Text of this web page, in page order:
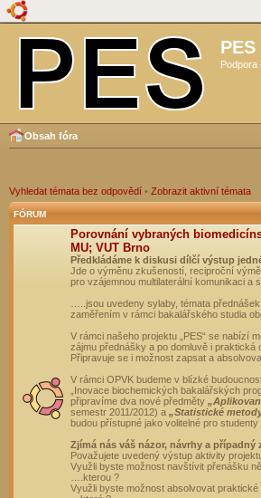
PES
Obsah fóra
Vyhledat témata bez odpovědí • Zobrazit aktivní témata
FÓRUM
Porovnání vybraných
MU; VUT Brno
Předkládáme k diskusi dílčí výstup
Jde o výměnu zkušeností, reciproční
pro vzájemnou multilaterální komunikaci a
…..jsou uvedeny sylaby, témata
zaměřením v rámci bakalářského studia
V rámci našeho projektu „PES“ se nabízí
zájmu přednášky a po domluvě i praktická
Připravuje se i možnost zapsat a
V rámci OPVK budeme v blízké
„Inovace biochemických bakalářských
připravíme dva nové předměty
semestr 2011/2012) a „Statistické
budou přístupné jako volitelné pro
Zjímá nás váš názor, návrhy a
Považujete uvedený výstup aktivity
Využli byste možnost navštívit přenášku
….kterou ?
Využli byste možnost absolvovat